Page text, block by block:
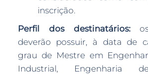
inscrição.
Perfil dos destinatários:os
deverão possuir, à data de
grau de Mestre em
Industrial, Engenharia